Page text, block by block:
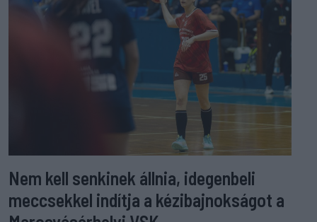
Nem kell senkinek állnia, idegenbeli
meccsekkel indítja a kézibajnokságot a